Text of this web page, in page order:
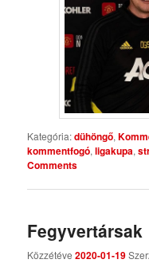
Kategória:dühöngő,
kommentfogó,ligakupa,
Comments
Fegyvertársak
Közzétéve2020-01-19